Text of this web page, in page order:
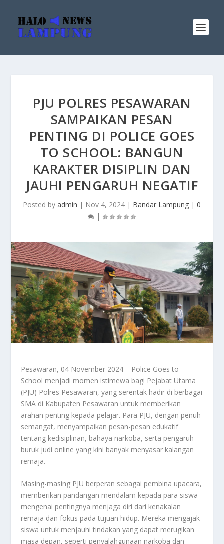
PJU POLRES PESAWARAN
SAMPAIKAN PESAN
PENTING DI POLICE GOES
TO SCHOOL: BANGUN
KARAKTER DISIPLIN DAN
JAUHI PENGARUH NEGATIF
Posted by admin | Nov 4, 2024 | Bandar Lampung | 0
|
Pesawaran, 04 November 2024 – Police Goes to
School menjadi momen istimewa bagi Pejabat Utama
(PJU) Polres Pesawaran, yang serentak hadir di berbagai
SMA di Kabupaten Pesawaran untuk memberikan
arahan penting kepada pelajar. Para PJU, dengan penuh
semangat, menyampaikan pesan-pesan edukatif
tentang kedisiplinan, bahaya narkoba, serta pengaruh
buruk judi online yang kini banyak menyasar kalangan
remaja.
Masing-masing PJU berperan sebagai pembina upacara,
memberikan pandangan mendalam kepada para siswa
mengenai pentingnya menjaga diri dari kenakalan
remaja dan fokus pada tujuan hidup. Mereka mengajak
siswa untuk menjauhi tindakan yang dapat merugikan
masa depan, seperti penyalahgunaan narkoba dan